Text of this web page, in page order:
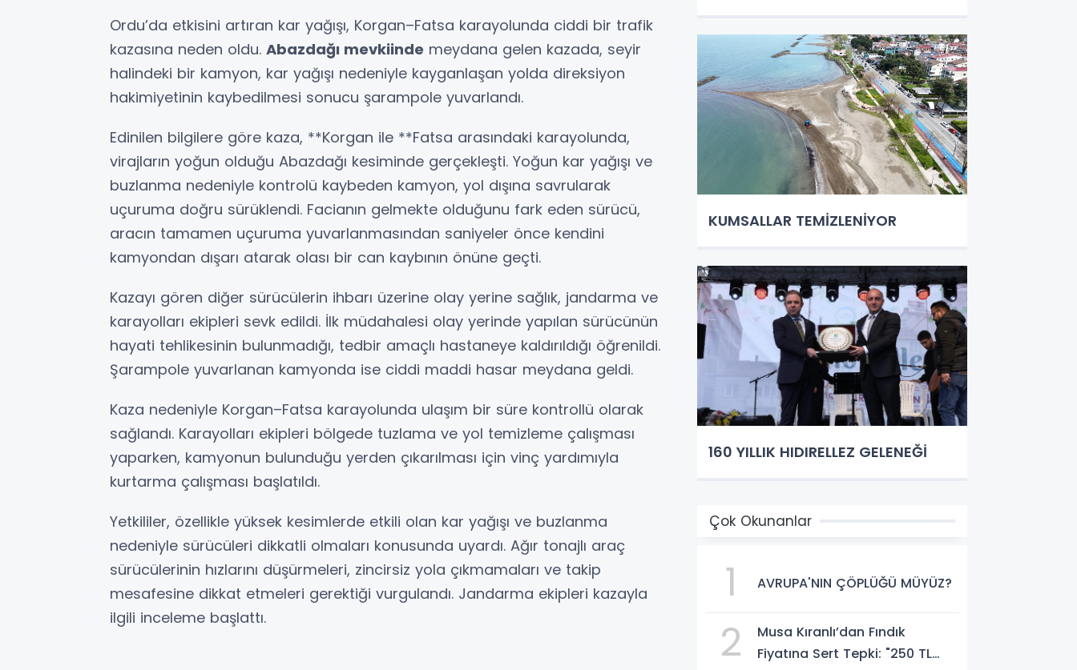
Ordu’da etkisini artıran kar yağışı, Korgan–Fatsa karayolunda ciddi bir trafik
kazasına neden oldu. Abazdağı mevkiinde meydana gelen kazada, seyir
halindeki bir kamyon, kar yağışı nedeniyle kayganlaşan yolda direksiyon
hakimiyetinin kaybedilmesi sonucu şarampole yuvarlandı.
Edinilen bilgilere göre kaza, **Korgan ile **Fatsa arasındaki karayolunda,
virajların yoğun olduğu Abazdağı kesiminde gerçekleşti. Yoğun kar yağışı ve
buzlanma nedeniyle kontrolü kaybeden kamyon, yol dışına savrularak
uçuruma doğru sürüklendi. Facianın gelmekte olduğunu fark eden sürücü,
aracın tamamen uçuruma yuvarlanmasından saniyeler önce kendini
kamyondan dışarı atarak olası bir can kaybının önüne geçti.
Kazayı gören diğer sürücülerin ihbarı üzerine olay yerine sağlık, jandarma ve
karayolları ekipleri sevk edildi. İlk müdahalesi olay yerinde yapılan sürücünün
hayati tehlikesinin bulunmadığı, tedbir amaçlı hastaneye kaldırıldığı öğrenildi.
Şarampole yuvarlanan kamyonda ise ciddi maddi hasar meydana geldi.
Kaza nedeniyle Korgan–Fatsa karayolunda ulaşım bir süre kontrollü olarak
sağlandı. Karayolları ekipleri bölgede tuzlama ve yol temizleme çalışması
yaparken, kamyonun bulunduğu yerden çıkarılması için vinç yardımıyla
kurtarma çalışması başlatıldı.
Yetkililer, özellikle yüksek kesimlerde etkili olan kar yağışı ve buzlanma
nedeniyle sürücüleri dikkatli olmaları konusunda uyardı. Ağır tonajlı araç
sürücülerinin hızlarını düşürmeleri, zincirsiz yola çıkmamaları ve takip
mesafesine dikkat etmeleri gerektiği vurgulandı. Jandarma ekipleri kazayla
ilgili inceleme başlattı.
KUMSALLAR TEMİZLENİYOR
160 YILLIK HIDIRELLEZ GELENEĞİ
Çok Okunanlar
1 AVRUPA'NIN ÇÖPLÜĞÜ MÜYÜZ?
2
Musa Kıranlı’dan Fındık
Fiyatına Sert Tepki: "250 TL